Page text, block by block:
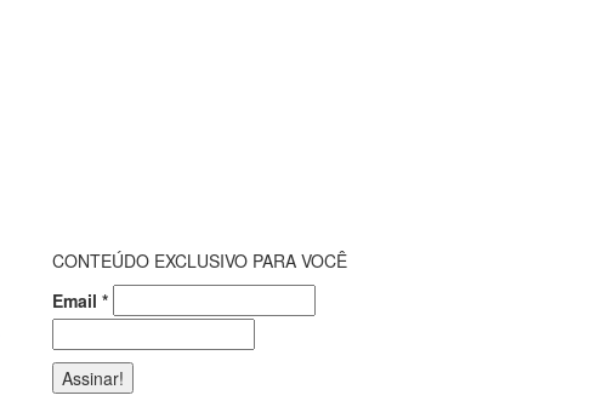
CONTEÚDO EXCLUSIVO PARA VOCÊ
Email *